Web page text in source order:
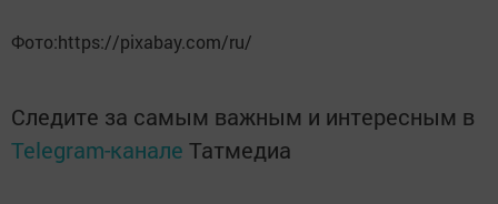
Фото:https://pixabay.com/ru/
Следите за самым важным и интересным в
Telegram-канале Татмедиа